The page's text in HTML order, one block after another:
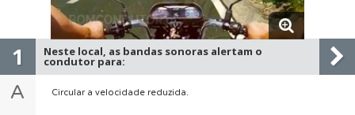
1 Neste local, as bandas sonoras alertam o
condutor para:
A Circular a velocidade reduzida.